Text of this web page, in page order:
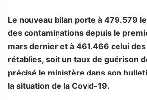
Le nouveau bilan porte à 479.579
des contaminations depuis le
mars dernier et à 461.466 celui
rétablies, soit un taux de guérison
précisé le ministère dans son
la situation de la Covid-19.